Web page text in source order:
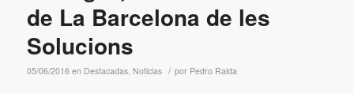
de La Barcelona de les
Solucions
05/06/2016 en Destacadas, Noticias / por Pedro Ralda